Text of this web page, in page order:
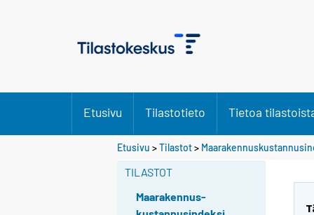
Etusivu Tilastotieto Tietoa
Etusivu >Tilastot>
TILASTOT
Maarakennus-